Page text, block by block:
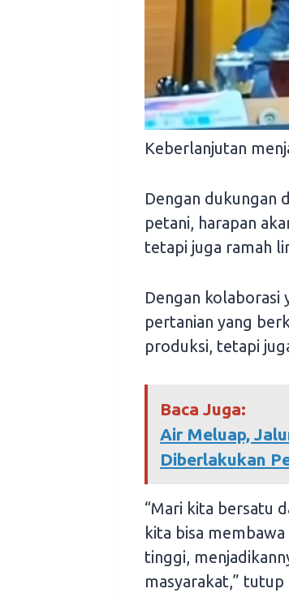
Keberlanjutan
Dengan dukungan
petani, harapan
tetapi juga ramah
Dengan kolaborasi
pertanian yang
produksi, tetapi
Baca Juga:
Air Meluap,
Diberlakukan
“Mari kita bersatu
kita bisa
tinggi,
masyarakat,”